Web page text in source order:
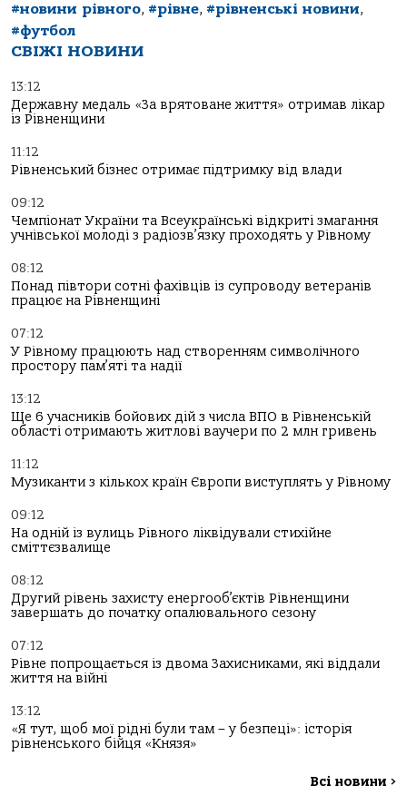
#новини рівного, #рівне, #рівненські новини,
#футбол
СВІЖІ НОВИНИ
13:12
Державну медаль «За врятоване життя» отримав лікар
із Рівненщини
11:12
Рівненський бізнес отримає підтримку від влади
09:12
Чемпіонат України та Всеукраїнські відкриті змагання
учнівської молоді з радіозв’язку проходять у Рівному
08:12
Понад півтори сотні фахівців із супроводу ветеранів
працює на Рівненщині
07:12
У Рівному працюють над створенням символічного
простору пам’яті та надії
13:12
Ще 6 учасників бойових дій з числа ВПО в Рівненській
області отримають житлові ваучери по 2 млн гривень
11:12
Музиканти з кількох країн Європи виступлять у Рівному
09:12
На одній із вулиць Рівного ліквідували стихійне
сміттєзвалище
08:12
Другий рівень захисту енергооб’єктів Рівненщини
завершать до початку опалювального сезону
07:12
Рівне попрощається із двома Захисниками, які віддали
життя на війні
13:12
«Я тут, щоб мої рідні були там – у безпеці»: історія
рівненського бійця «Князя»
Всі новини >